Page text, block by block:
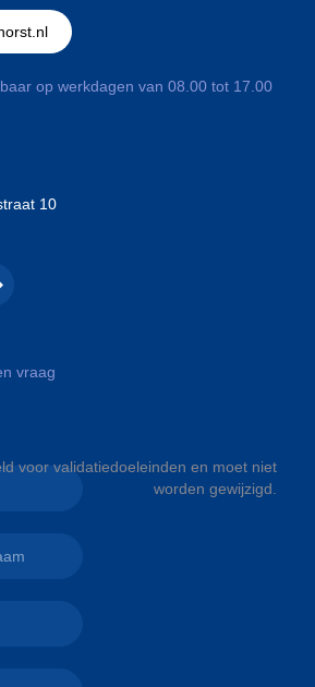
op werkdagen van 08.00 tot 17.00
10
vraag
voor validatiedoeleinden en moet niet
worden gewijzigd.